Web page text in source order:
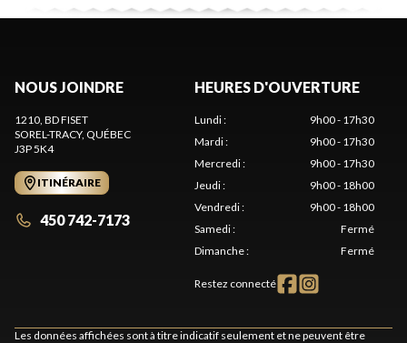
NOUS JOINDRE
1210, BD FISET
SOREL-TRACY, QUÉBEC
J3P 5K4
ITINÉRAIRE
450 742-7173
HEURES D'OUVERTURE
Lundi:
9h00 - 17h30
Mardi:
9h00 - 17h30
Mercredi:
9h00 - 17h30
Jeudi:
9h00 - 18h00
Vendredi:
9h00 - 18h00
Samedi:
Fermé
Dimanche: Fermé
Restez connecté
Les données affichées sont à titre indicatif seulement et ne peuvent être